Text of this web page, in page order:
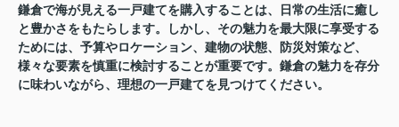
鎌倉で海が見える一戸建てを購入することは、日常の生活に癒し
と豊かさをもたらします。しかし、その魅力を最大限に享受する
ためには、予算やロケーション、建物の状態、防災対策など、
様々な要素を慎重に検討することが重要です。鎌倉の魅力を存分
に味わいながら、理想の一戸建てを見つけてください。